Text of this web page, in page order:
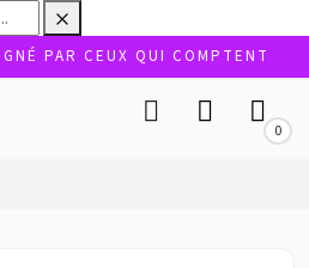
PAR CEUX QUI COMPTENT
0